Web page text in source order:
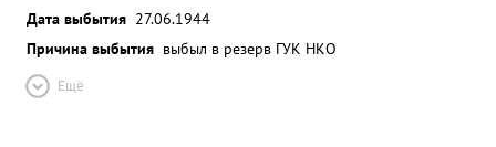
Дата выбытия 27.06.1944
Причина выбытия выбыл в резерв ГУК НКО
Ещё